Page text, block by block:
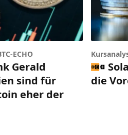
ECHO
Gerald
sind für
eher der
die